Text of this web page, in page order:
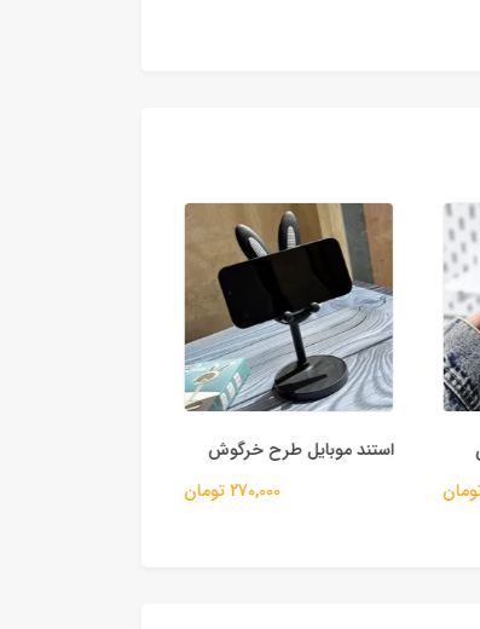
استند موبایل طرح خرگوش
270,000 تومان